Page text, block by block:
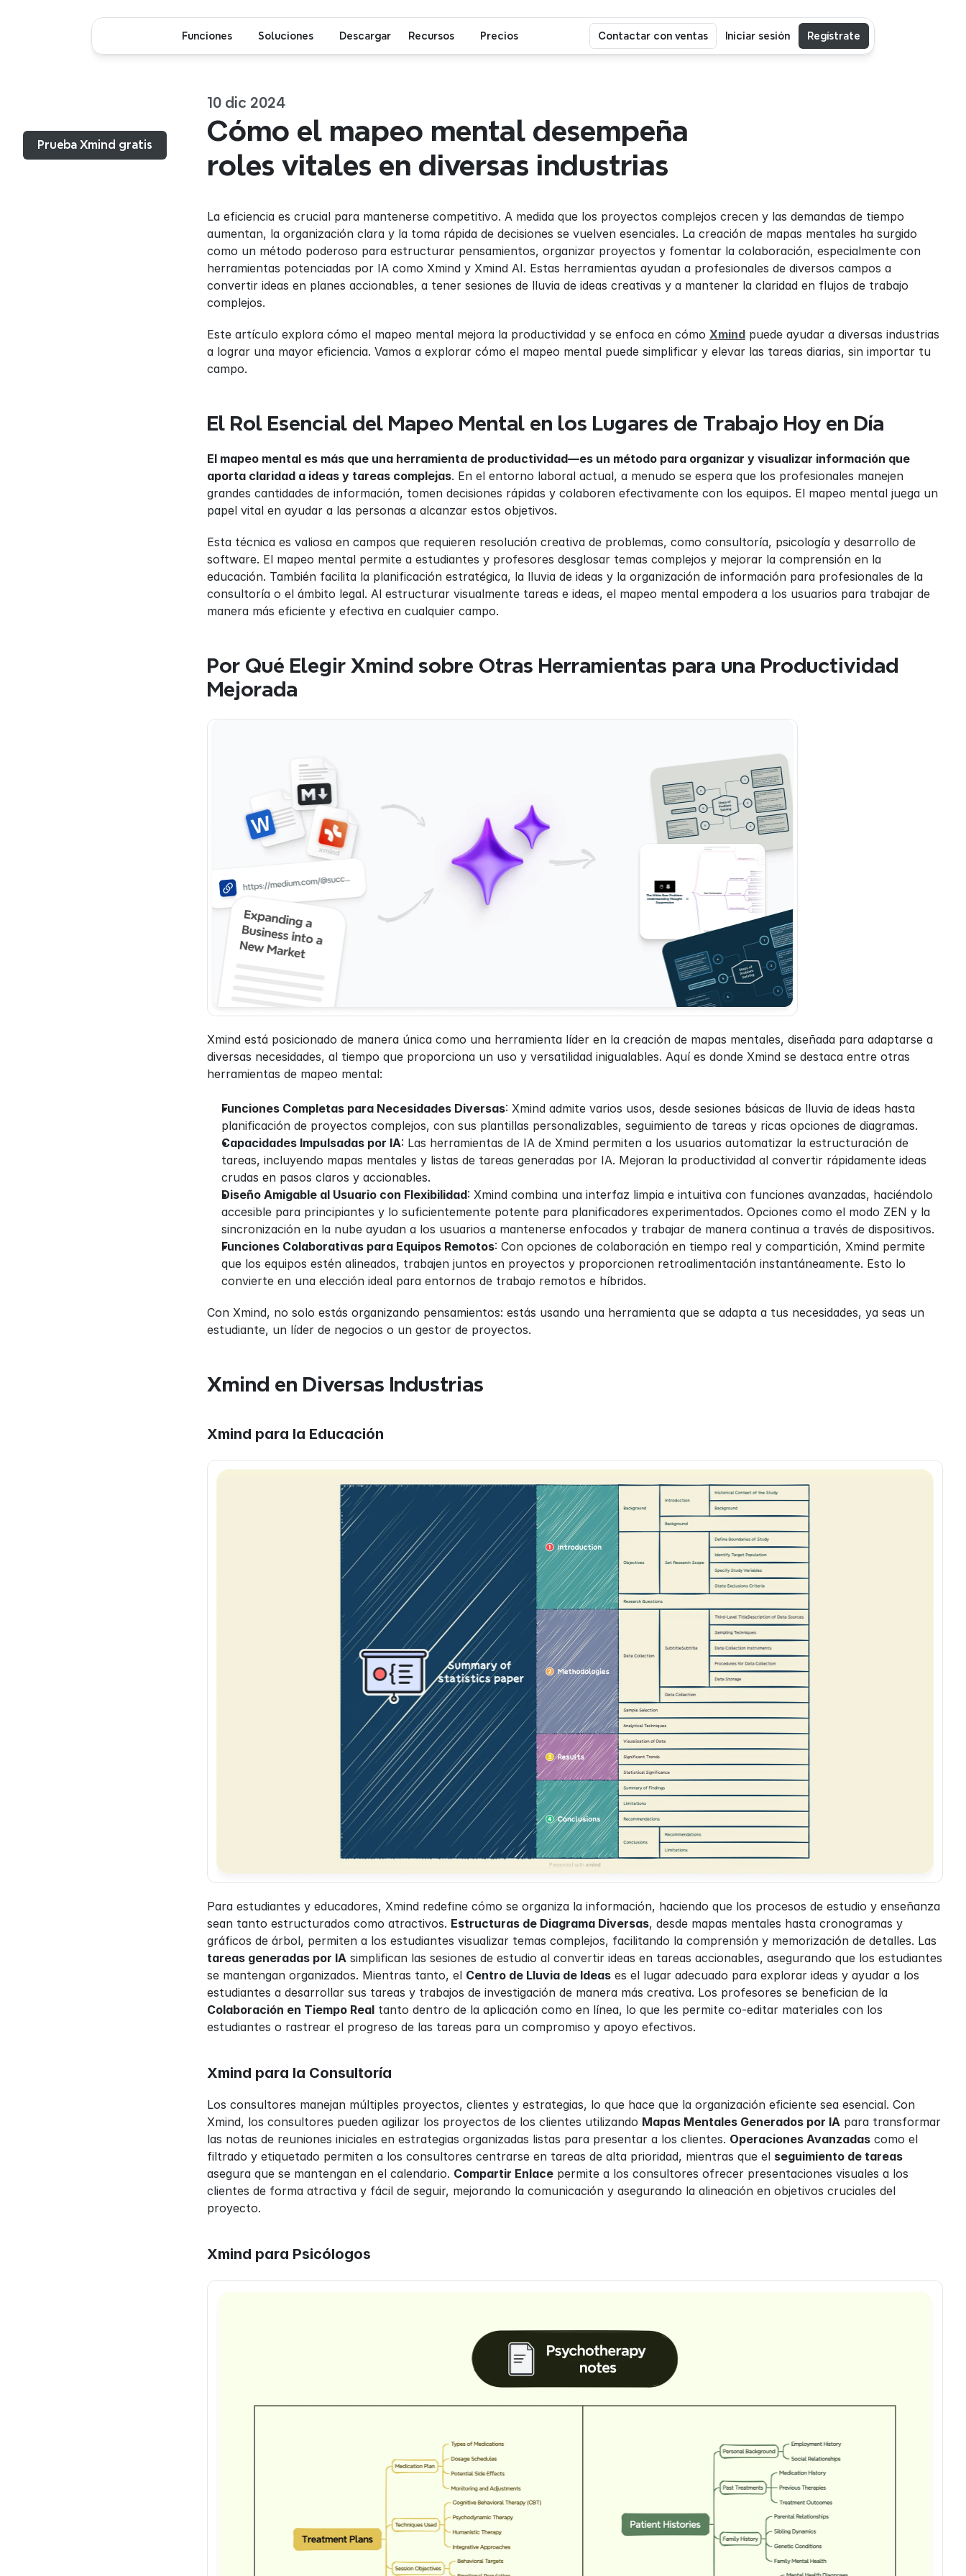
Prueba Xmind gratis
10 dic 2024
Cómo el mapeo mental desempeña
roles vitales en diversas industrias
La eficiencia es crucial para mantenerse competitivo. A medida que los proyectos complejos crecen y las demandas de tiempo
aumentan, la organización clara y la toma rápida de decisiones se vuelven esenciales. La creación de mapas mentales ha surgido
como un método poderoso para estructurar pensamientos, organizar proyectos y fomentar la colaboración, especialmente con
herramientas potenciadas por IA como Xmind y Xmind AI. Estas herramientas ayudan a profesionales de diversos campos a
convertir ideas en planes accionables, a tener sesiones de lluvia de ideas creativas y a mantener la claridad en flujos de trabajo
complejos.
Este artículo explora cómo el mapeo mental mejora la productividad y se enfoca en cómo Xmind puede ayudar a diversas industrias
a lograr una mayor eficiencia. Vamos a explorar cómo el mapeo mental puede simplificar y elevar las tareas diarias, sin importar tu
campo.
El Rol Esencial del Mapeo Mental en los Lugares de Trabajo Hoy en Día
El mapeo mental es más que una herramienta de productividad—es un método para organizar y visualizar información que
aporta claridad a ideas y tareas complejas. En el entorno laboral actual, a menudo se espera que los profesionales manejen
grandes cantidades de información, tomen decisiones rápidas y colaboren efectivamente con los equipos. El mapeo mental juega un
papel vital en ayudar a las personas a alcanzar estos objetivos.
Esta técnica es valiosa en campos que requieren resolución creativa de problemas, como consultoría, psicología y desarrollo de
software. El mapeo mental permite a estudiantes y profesores desglosar temas complejos y mejorar la comprensión en la
educación. También facilita la planificación estratégica, la lluvia de ideas y la organización de información para profesionales de la
consultoría o el ámbito legal. Al estructurar visualmente tareas e ideas, el mapeo mental empodera a los usuarios para trabajar de
manera más eficiente y efectiva en cualquier campo.
Por Qué Elegir Xmind sobre Otras Herramientas para una Productividad
Mejorada
Xmind está posicionado de manera única como una herramienta líder en la creación de mapas mentales, diseñada para adaptarse a
diversas necesidades, al tiempo que proporciona un uso y versatilidad inigualables. Aquí es donde Xmind se destaca entre otras
herramientas de mapeo mental:
Funciones Completas para Necesidades Diversas: Xmind admite varios usos, desde sesiones básicas de lluvia de ideas hasta
planificación de proyectos complejos, con sus plantillas personalizables, seguimiento de tareas y ricas opciones de diagramas.
Capacidades Impulsadas por IA: Las herramientas de IA de Xmind permiten a los usuarios automatizar la estructuración de
tareas, incluyendo mapas mentales y listas de tareas generadas por IA. Mejoran la productividad al convertir rápidamente ideas
crudas en pasos claros y accionables.
Diseño Amigable al Usuario con Flexibilidad: Xmind combina una interfaz limpia e intuitiva con funciones avanzadas, haciéndolo
accesible para principiantes y lo suficientemente potente para planificadores experimentados. Opciones como el modo ZEN y la
sincronización en la nube ayudan a los usuarios a mantenerse enfocados y trabajar de manera continua a través de dispositivos.
Funciones Colaborativas para Equipos Remotos: Con opciones de colaboración en tiempo real y compartición, Xmind permite
que los equipos estén alineados, trabajen juntos en proyectos y proporcionen retroalimentación instantáneamente. Esto lo
convierte en una elección ideal para entornos de trabajo remotos e híbridos.
Con Xmind, no solo estás organizando pensamientos: estás usando una herramienta que se adapta a tus necesidades, ya seas un
estudiante, un líder de negocios o un gestor de proyectos.
Xmind en Diversas Industrias
Xmind para la Educación
Para estudiantes y educadores, Xmind redefine cómo se organiza la información, haciendo que los procesos de estudio y enseñanza
sean tanto estructurados como atractivos. Estructuras de Diagrama Diversas, desde mapas mentales hasta cronogramas y
tareas generadas por IA simplifican las sesiones de estudio al convertir ideas en tareas accionables, asegurando que los estudiantes
se mantengan organizados. Mientras tanto, el Centro de Lluvia de Ideas es el lugar adecuado para explorar ideas y ayudar a los
Colaboración en Tiempo Real tanto dentro de la aplicación como en línea, lo que les permite co-editar materiales con los
estudiantes o rastrear el progreso de las tareas para un compromiso y apoyo efectivos.
Xmind para la Consultoría
Los consultores manejan múltiples proyectos, clientes y estrategias, lo que hace que la organización eficiente sea esencial. Con
Xmind, los consultores pueden agilizar los proyectos de los clientes utilizando Mapas Mentales Generados por IA para transformar
las notas de reuniones iniciales en estrategias organizadas listas para presentar a los clientes. Operaciones Avanzadas como el
filtrado y etiquetado permiten a los consultores centrarse en tareas de alta prioridad, mientras que el seguimiento de tareas
asegura que se mantengan en el calendario. Compartir Enlace permite a los consultores ofrecer presentaciones visuales a los
clientes de forma atractiva y fácil de seguir, mejorando la comunicación y asegurando la alineación en objetivos cruciales del
proyecto.
Xmind para Psicólogos
Funciones Soluciones Descargar Recursos Precios Contactar con ventas Iniciar sesión Regístrate